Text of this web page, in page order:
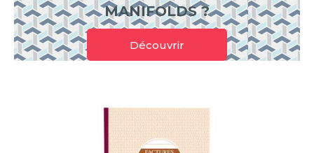
MANIFOLDS ?
Découvrir